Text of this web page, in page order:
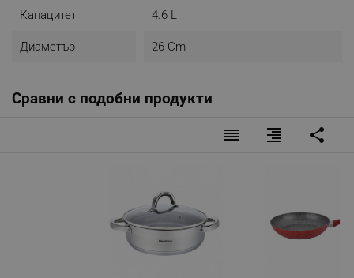
Капацитет 4.6 L
Диаметър 26 Cm
Сравни с подобни продукти
reorder format_align_right share